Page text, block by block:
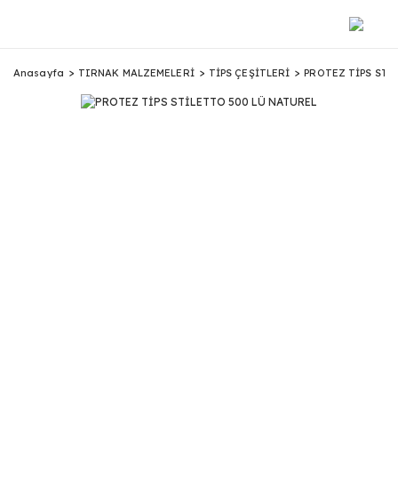
Anasayfa TIRNAK MALZEMELERİ TİPS ÇEŞİTLERİ PROTEZ TİPS